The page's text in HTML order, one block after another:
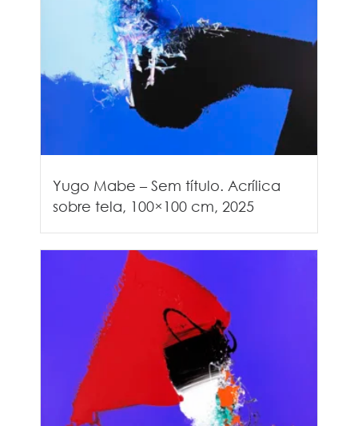
Yugo Mabe – Sem título. Acrílica
sobre tela, 100×100 cm, 2025